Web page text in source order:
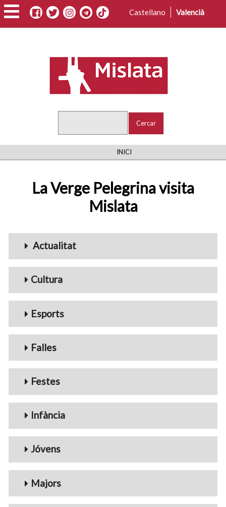
Vés
al
contingut
Castellano Valencià
FIL
INICI
La Verge Pelegrina visita
Mislata
Menu_Videos
Actualitat
Cultura
Esports
Falles
Festes
Infància
Jóvens
Majors